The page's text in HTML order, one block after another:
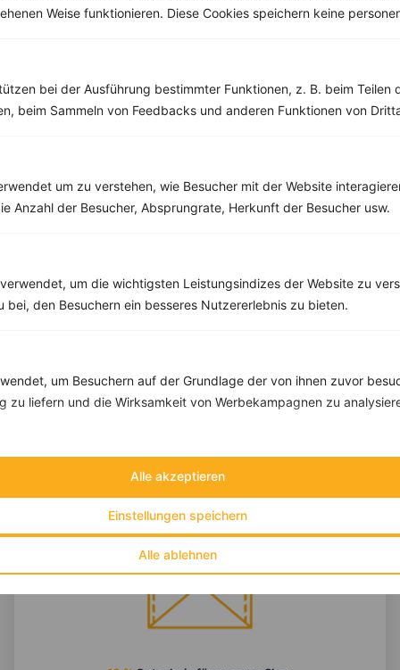
Weise funktionieren. Diese Cookies speichern keine
bei der Ausführung bestimmter Funktionen, z. B. beim Teilen
beim Sammeln von Feedbacks und anderen Funktionen von
um zu verstehen, wie Besucher mit der Website
Anzahl der Besucher, Absprungrate, Herkunft der Besucher usw.
um die wichtigsten Leistungsindizes der Website zu
bei, den Besuchern ein besseres Nutzererlebnis zu bieten.
um Besuchern auf der Grundlage der von ihnen zuvor
zu liefern und die Wirksamkeit von Werbekampagnen zu
Alle ablehnen
Einstellungen speichern
Alle akzeptieren
‹ ›
Kalorien:575 kcal
Rezepte
‹ ›
Kalorien:488 kcal
12 g
Eiweiß: 33 g